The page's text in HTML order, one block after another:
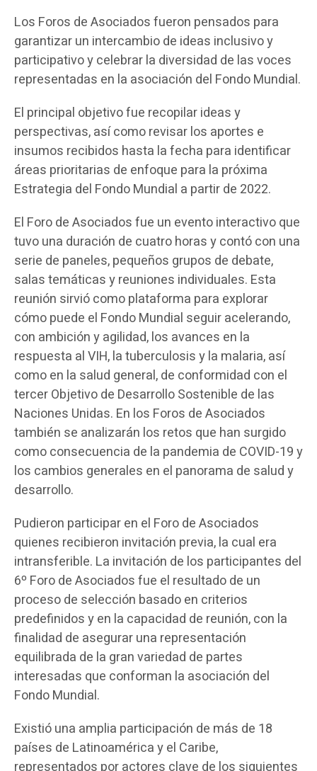
Los Foros de Asociados fueron pensados para
garantizar un intercambio de ideas inclusivo y
participativo y celebrar la diversidad de las voces
representadas en la asociación del Fondo Mundial.
El principal objetivo fue recopilar ideas y
perspectivas, así como revisar los aportes e
insumos recibidos hasta la fecha para identificar
áreas prioritarias de enfoque para la próxima
Estrategia del Fondo Mundial a partir de 2022.
El Foro de Asociados fue un evento interactivo que
tuvo una duración de cuatro horas y contó con una
serie de paneles, pequeños grupos de debate,
salas temáticas y reuniones individuales. Esta
reunión sirvió como plataforma para explorar
cómo puede el Fondo Mundial seguir acelerando,
con ambición y agilidad, los avances en la
respuesta al VIH, la tuberculosis y la malaria, así
como en la salud general, de conformidad con el
tercer Objetivo de Desarrollo Sostenible de las
Naciones Unidas. En los Foros de Asociados
también se analizarán los retos que han surgido
como consecuencia de la pandemia de COVID-19 y
los cambios generales en el panorama de salud y
desarrollo.
Pudieron participar en el Foro de Asociados
quienes recibieron invitación previa, la cual era
intransferible. La invitación de los participantes del
6º Foro de Asociados fue el resultado de un
proceso de selección basado en criterios
predefinidos y en la capacidad de reunión, con la
finalidad de asegurar una representación
equilibrada de la gran variedad de partes
interesadas que conforman la asociación del
Fondo Mundial.
Existió una amplia participación de más de 18
países de Latinoamérica y el Caribe,